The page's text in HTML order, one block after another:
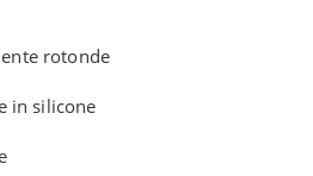
rotonde
in silicone